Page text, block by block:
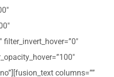
columns=””